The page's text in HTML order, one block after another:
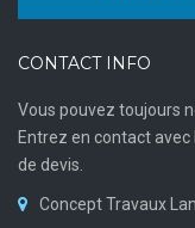
CONTACT INFO
Vous pouvez toujours
Entrez en contact
de devis.
Concept Travaux